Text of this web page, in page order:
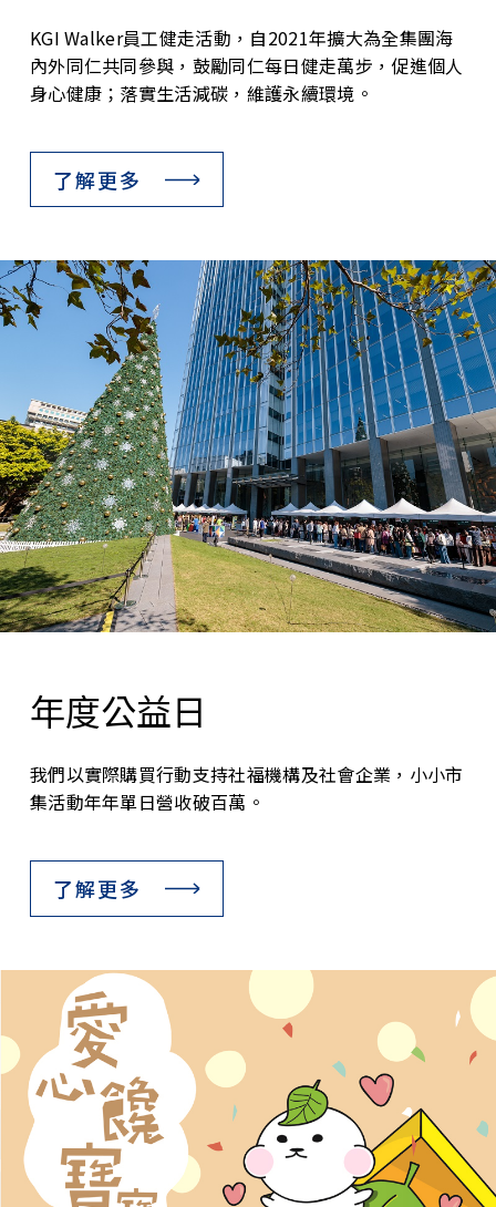
KGI Walker員工健走活動，自2021年擴大為全集團海
內外同仁共同參與，鼓勵同仁每日健走萬步，促進個人
身心健康；落實生活減碳，維護永續環境。
了解更多
年度公益日
我們以實際購買行動支持社福機構及社會企業，小小市
集活動年年單日營收破百萬。
了解更多